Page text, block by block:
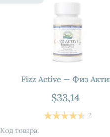
Fizz Active — Физ
$33,14
2
Код товара: